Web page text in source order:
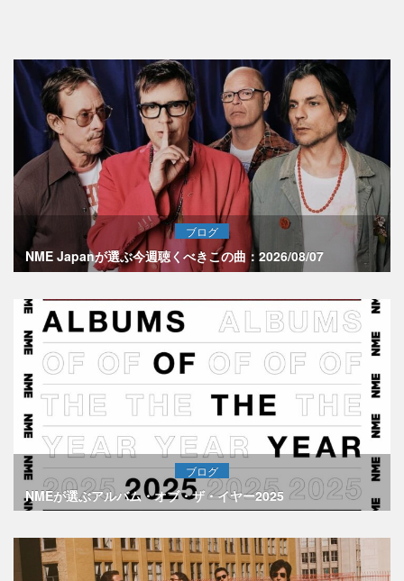
ブログ
NME Japanが選ぶ今週聴くべきこの曲：2026/08/07
ブログ
NMEが選ぶアルバム・オブ・ザ・イヤー2025